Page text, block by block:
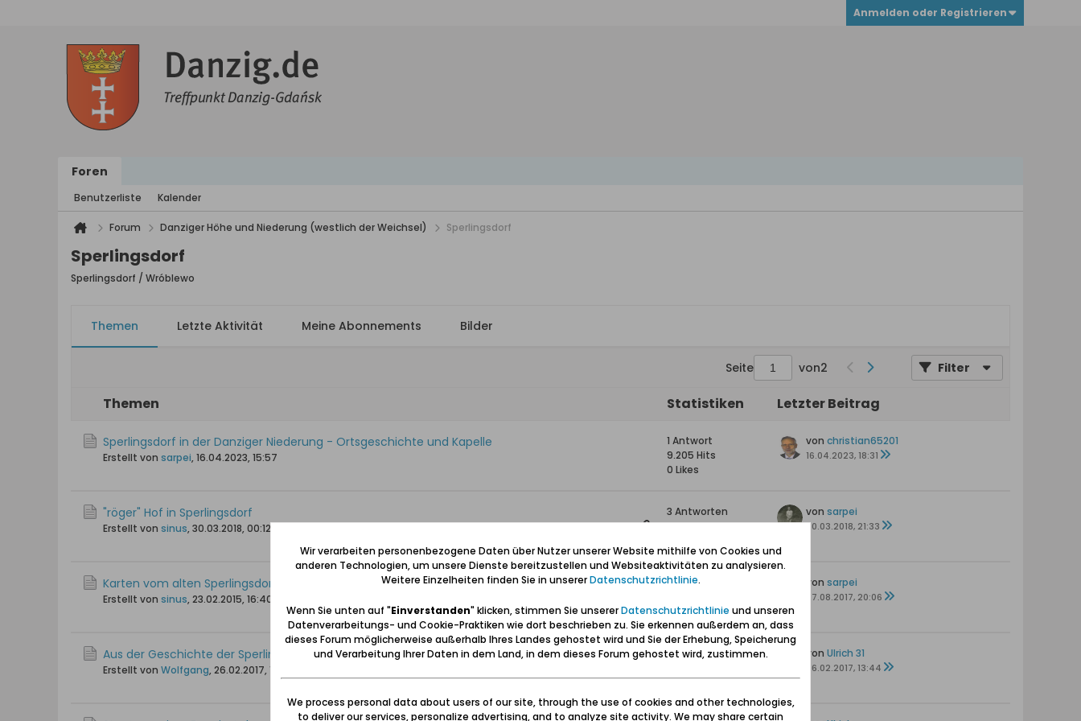
Anmelden oder Registrieren
Foren
Benutzerliste Kalender
Forum Danziger Höhe und Niederung (westlich der Weichsel) Sperlingsdorf
Sperlingsdorf
Sperlingsdorf / Wróblewo
Themen Letzte Aktivität Meine Abonnements Bilder
Seite von2 Filter
Themen Statistiken Letzter Beitrag
Sperlingsdorf in der Danziger Niederung - Ortsgeschichte und Kapelle
Erstellt von sarpei, 16.04.2023, 15:57
1 Antwort
9.205 Hits
0 Likes
von christian65201
16.04.2023, 18:31
"röger" Hof in Sperlingsdorf
Erstellt von sinus, 30.03.2018, 00:12
3 Antworten
25.307 Hits
von sarpei
30.03.2018, 21:33
Karten vom alten Sperlingsdorf
Erstellt von sinus, 23.02.2015, 16:40
42 Antworten
0 Likes
von sarpei
27.08.2017, 20:06
Aus der Geschichte der Sperlingsdorfer Kapelle
Erstellt von Wolfgang, 26.02.2017, 13:08
1 Antwort
0 Likes
von Ulrich 31
26.02.2017, 13:44
Wir verarbeiten personenbezogene Daten über Nutzer unserer Website mithilfe von Cookies und
anderen Technologien, um unsere Dienste bereitzustellen und Websiteaktivitäten zu analysieren.
Weitere Einzelheiten finden Sie in unsererDatenschutzrichtlinie.
Wenn Sie unten auf "Einverstanden" klicken, stimmen Sie unsererDatenschutzrichtlinie und unseren
Datenverarbeitungs- und Cookie-Praktiken wie dort beschrieben zu. Sie erkennen außerdem an, dass
dieses Forum möglicherweise außerhalb Ihres Landes gehostet wird und Sie der Erhebung, Speicherung
und Verarbeitung Ihrer Daten in dem Land, in dem dieses Forum gehostet wird, zustimmen.
We process personal data about users of our site, through the use of cookies and other technologies,
to deliver our services, personalize advertising, and to analyze site activity. We may share certain